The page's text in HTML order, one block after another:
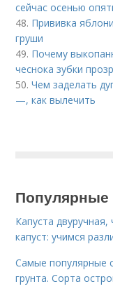
сейчас осенью
48. Прививка
груши
49. Почему
чеснока зубки
50.Чем заделать
—, как вылечить
Капуста
капуст: учимся
Самые популярные
грунта. Сорта